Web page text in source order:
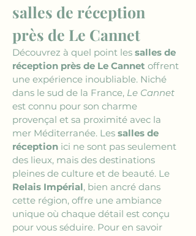
salles de réception
près de Le Cannet
Découvrez à quel point les salles de
réception près de Le Cannet offrent
une expérience inoubliable. Niché
dans le sud de la France, Le Cannet
est connu pour son charme
provençal et sa proximité avec la
mer Méditerranée. Les salles de
réception ici ne sont pas seulement
des lieux, mais des destinations
pleines de culture et de beauté. Le
Relais Impérial, bien ancré dans
cette région, offre une ambiance
unique où chaque détail est conçu
pour vous séduire. Pour en savoir